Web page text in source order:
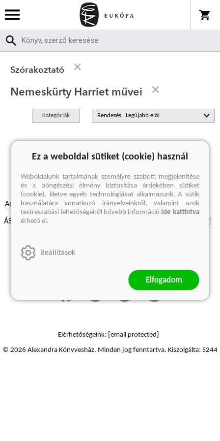
Szórakoztató
Nemeskürty Harriet művei
Kategóriák Rendezés
A keresett kifejezésre nincs találat
Adatvédelmi szabályzatok Elállási felmondási nyilatkozat
ÁSZF - Vásárlási feltételek
Szállítási információk
Elérhetőségeink: [email protected]
© 2026 Alexandra Könyvesház. Minden jog fenntartva. Kiszolgálta: S244
Ez a weboldal sütiket (cookie) használ
Weboldalunk tartalmának személyre szabott megjelenítése
és a böngészési élmény biztosítása érdekében sütiket
(cookie), illetve egyéb technológiákat alkalmazunk. A sütik
használatára vonatkozó irányelveinkről, valamint azok
testreszabási lehetőségeiről bővebb információide kattintva
érhető el.
Beállítások
Elfogadom